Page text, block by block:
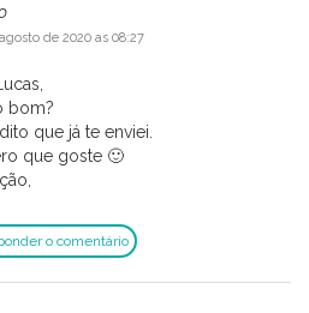
de 2020 as 08:27
bom?
que já te enviei.
que goste 🙂
o comentário